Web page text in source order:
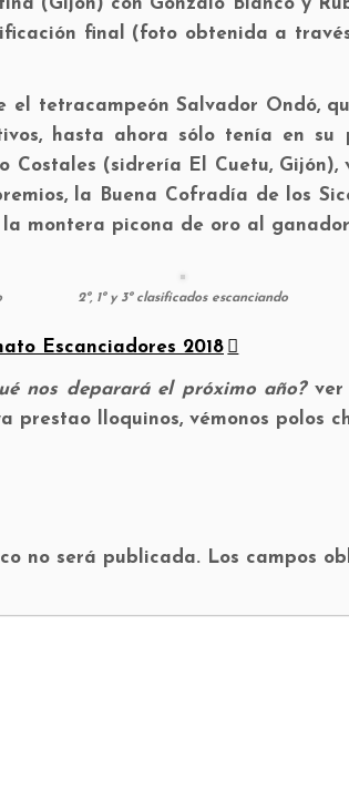
(Gijón) con Gonzalo Blanco y
final (foto obtenida a
tetracampeón Salvador Ondó,
hasta ahora sólo tenía en su
Costales (sidrería El Cuetu,
la Buena Cofradía de los
montera picona de oro al ganador
2º, 1º y 3º clasificados escanciando
Escanciadores 2018
nos deparará el próximo año?ver
prestao lloquinos, vémonos polos
no será publicada. Los campos